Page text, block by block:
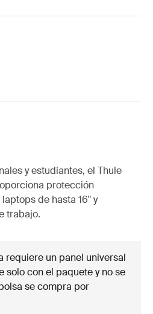
y estudiantes, el Thule
protección
de hasta 16" y
trabajo.
requiere un panel universal
solo con el paquete y no se
se compra por